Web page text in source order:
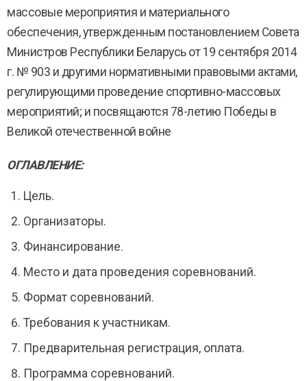
массовые мероприятия и материального
обеспечения, утвержденным постановлением Совета
Министров Республики Беларусь от 19 сентября 2014
г. № 903 и другими нормативными правовыми актами,
регулирующими проведение спортивно-массовых
мероприятий; и посвящаются 78-летию Победы в
Великой отечественной войне
ОГЛАВЛЕНИЕ:
Цель.
Организаторы.
Финансирование.
Место и дата проведения соревнований.
Формат соревнований.
Требования к участникам.
Предварительная регистрация, оплата.
Программа соревнований.